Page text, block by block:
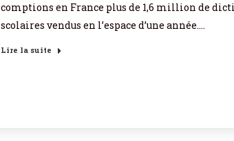
comptions en France plus de 1,6 million de
scolaires vendus en l’espace d’une année.…
Lire la suite